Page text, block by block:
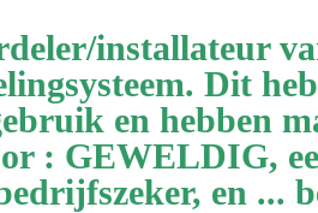
installateur
Dit
en hebben
: GEWELDIG,
en ...